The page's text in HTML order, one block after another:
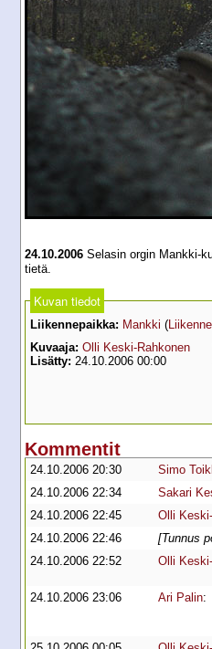
24.10.2006 Selasin orgin Mankki-
tietä.
Kuvan tiedot
Liikennepaikka: Mankki (
Kuvaaja: Olli Keski-Rahkonen
Lisätty: 24.10.2006 00:00
Kommentit
24.10.2006 20:30 Simo
24.10.2006 22:34
Sakari
24.10.2006 22:45
Olli
24.10.2006 22:46
[Tunnus
24.10.2006 22:52
Olli
24.10.2006 23:06
Ari Palin: